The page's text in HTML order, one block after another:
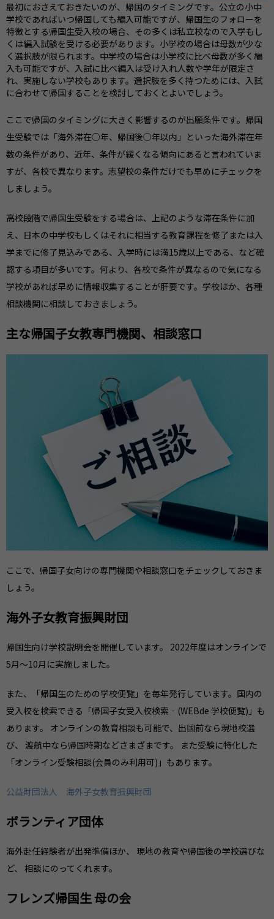
最初におさえておきたいのが、帰国のタイミングです。公立の小中
学校であればいつ帰国しても編入可能ですが、帰国生のフォローを
特徴とする帰国生受入校の場合、その多くは私立校なので入学もし
くは編入試験を受ける必要があります。小学校の場合は母数が少な
く選択肢が限られます。中学校の場合は小学校に比べ母数が多く編
入も可能ですが、入試に比べ編入は受け入れ人数や学年が限定さ
れ、実施しない学校もあります。選択肢を多く持つためには、入試
に合わせて帰国することを検討しておくとよいでしょう。
ここで帰国のタイミングに大きく影響するのが出願条件です。帰国
生受験では「海外滞在○年、帰国後○年以内」といった海外滞在年
数の条件があり、近年、条件が緩くなる傾向にあると言われていま
すが、各校で異なります。志望校の条件だけでも早めにチェックを
しましょう。
高校段階で帰国生受験をする場合は、上記のような滞在条件に加
え、日本の中学校もしくはそれに相当する教育課程を修了または入
学までに修了見込みである、入学時には満15歳以上である、など確
認する項目が多いです。何より、各校で条件が異なるので気になる
学校があれば早めに情報収集することが肝要です。学校ほか、各種
相談機関に相談しておきましょう。
主な帰国子女教専門機関、相談窓口
ここで、帰国子女向けの専門機関や相談窓口をチェックしておきま
しょう。
海外子女教育振興財団
帰国生向け学校説明会を開催しています。 2022年度はオンラインで
5月〜10月に実施しました。
また、「帰国生のための学校便覧」を毎年発行しています。国内の
受入校を検索できる「帰国子女受入校検索‐(WEBde 学校便覧)」も
あります。 オンラインの教育相談も可能で、出国前なら現地校選
び、 渡航中なら帰国時期などさまざまです。 また受験に特化した
「オンライン受験相談(会員のみ利用可)」もあります。
公益財団法人 海外子女教育振興財団
ボランティア団体
海外赴任経験者が出発準備ほか、 現地の教育や帰国後の学校選びな
ど、 相談にのってくれます。
フレンズ帰国生 母の会